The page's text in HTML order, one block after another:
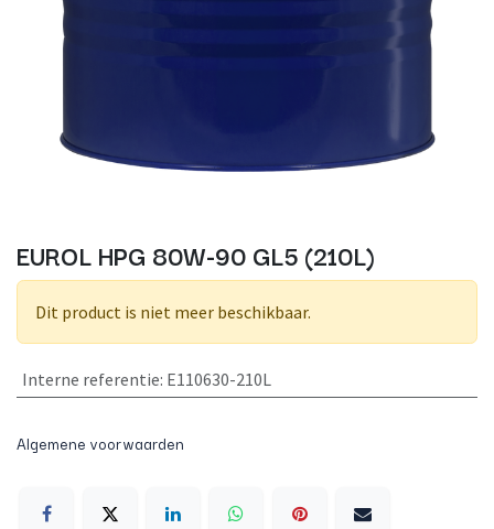
EUROL HPG 80W-90 GL5 (210L)
Dit product is niet meer beschikbaar.
Interne referentie: E110630-210L
Algemene voorwaarden